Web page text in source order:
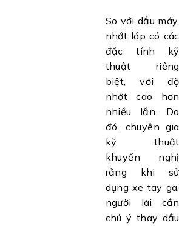
So với dầu máy,
nhớt láp có các
đặc tính kỹ
thuật riêng
biệt, với độ
nhớt cao hơn
nhiều lần. Do
đó, chuyên gia
kỹ thuật
khuyến nghị
rằng khi sử
dụng xe tay ga,
người lái cần
chú ý thay dầu